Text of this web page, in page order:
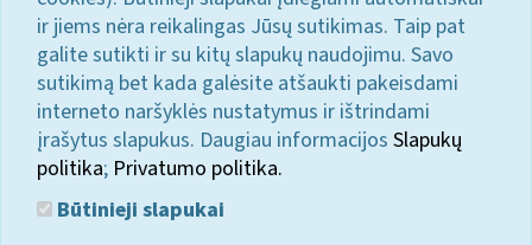
ir jiems nėra reikalingas Jūsų sutikimas. Taip pat
galite sutikti ir su kitų slapukų naudojimu. Savo
sutikimą bet kada galėsite atšaukti pakeisdami
interneto naršyklės nustatymus ir ištrindami
įrašytus slapukus. Daugiau informacijos Slapukų
politika; Privatumo politika.
Būtinieji slapukai